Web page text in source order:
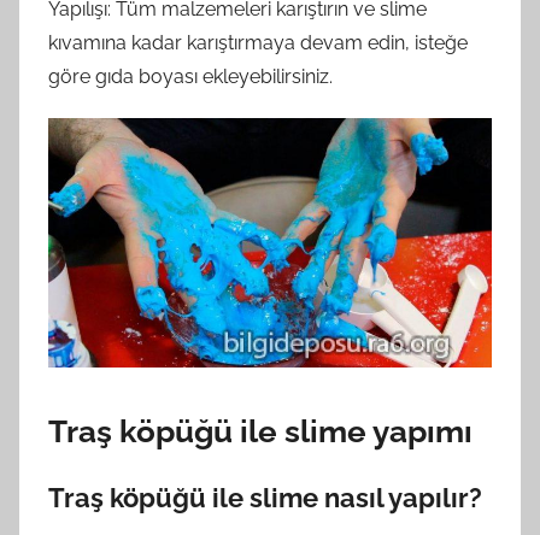
Yapılışı: Tüm malzemeleri karıştırın ve slime
kıvamına kadar karıştırmaya devam edin, isteğe
göre gıda boyası ekleyebilirsiniz.
Traş köpüğü ile slime yapımı
Traş köpüğü ile slime nasıl yapılır?